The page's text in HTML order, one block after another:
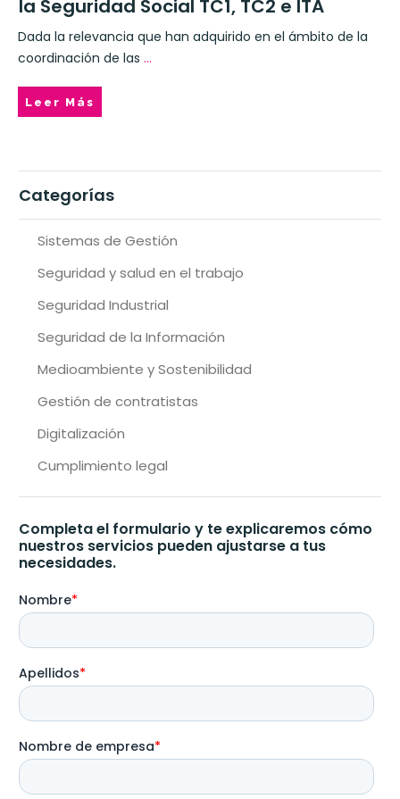
la Seguridad Social TC1, TC2 e ITA
Dada la relevancia que han adquirido en el ámbito de la
coordinación de las ...
Leer Más
Categorías
Sistemas de Gestión
Seguridad y salud en el trabajo
Seguridad Industrial
Seguridad de la Información
Medioambiente y Sostenibilidad
Gestión de contratistas
Digitalización
Cumplimiento legal
Completa el formulario y te explicaremos cómo
nuestros servicios pueden ajustarse a tus
necesidades.